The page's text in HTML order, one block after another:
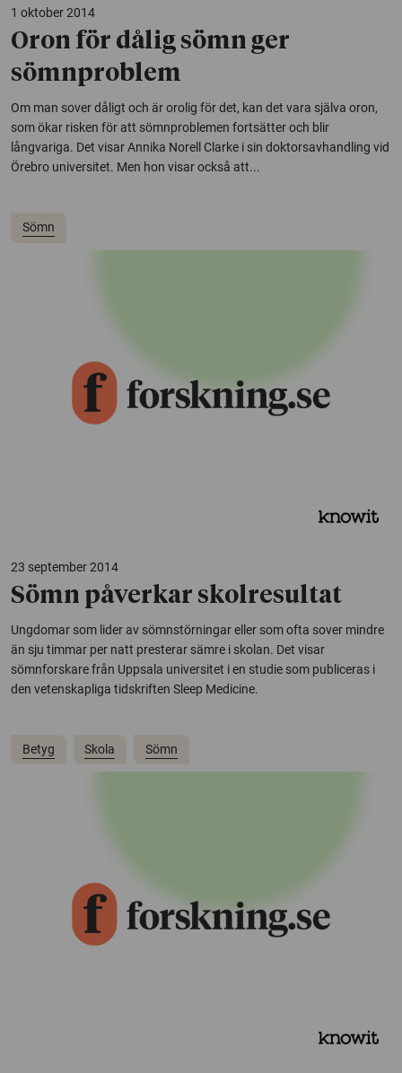
1 oktober 2014
Oron för dålig sömn ger
sömnproblem
Om man sover dåligt och är orolig för det, kan det vara själva oron,
som ökar risken för att sömnproblemen fortsätter och blir
långvariga. Det visar Annika Norell Clarke i sin doktorsavhandling vid
Örebro universitet. Men hon visar också att...
Sömn
23 september 2014
Sömn påverkar skolresultat
Ungdomar som lider av sömnstörningar eller som ofta sover mindre
än sju timmar per natt presterar sämre i skolan. Det visar
sömnforskare från Uppsala universitet i en studie som publiceras i
den vetenskapliga tidskriften Sleep Medicine.
Betyg Skola Sömn